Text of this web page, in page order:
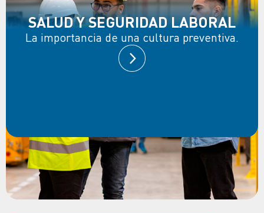
SALUD Y SEGURIDAD LABORAL
La importancia de una cultura preventiva.